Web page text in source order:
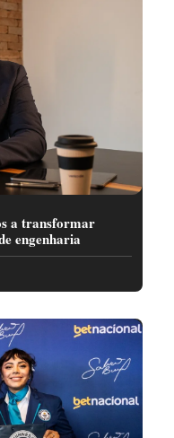
a transformar
engenharia